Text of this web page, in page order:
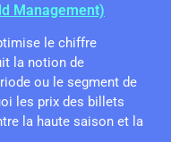
Management)
le chiffre
la notion de
ou le segment de
les prix des billets
la haute saison et la